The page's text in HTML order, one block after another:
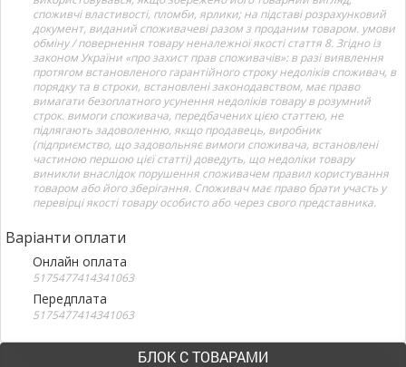
споживчі властивості, пломби, ярлики; на підставі розрахунковий
документ, виданий споживачеві разом з проданим товаром. умови
обміну / повернення товару неналежної якості стаття 8. Згідно із
законом України «про захист прав споживачів»: в разі виявлення
протягом встановленого гарантійного строку недоліків споживач, в
порядку та в строки, встановлені законодавством, має право
вимагати безоплатного усунення недоліків товару в розумний
строк. вимоги споживача, передбачених цією статтею, не
підлягають задоволенню, якщо продавець, виробник
(підприємство, що задовольняє вимоги споживача, встановлені
частиною першою цієї статті) доведуть, що недоліки товару
виникли внаслідок порушення споживачем правил користування
товаром або його зберігання. Споживач має право брати участь у
перевірці якості товару особисто або через свого представника.
Варіанти оплати
Онлайн оплата
5175477414341063
Передплата
5175477414341063
БЛОК С ТОВАРАМИ